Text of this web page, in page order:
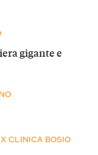
gigante e
CLINICA BOSIO